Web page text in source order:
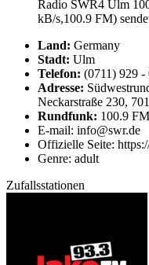
Radio SWR4 Ulm
kB/s,100.9 FM)
Land: Germany
Stadt: Ulm
Telefon: (0711) 929 -
Adresse:
Neckarstraße 230,
Rundfunk: 100.9 FM
E-mail: info@swr.de
Offizielle Seite:
Genre: adult
Zufallsstationen